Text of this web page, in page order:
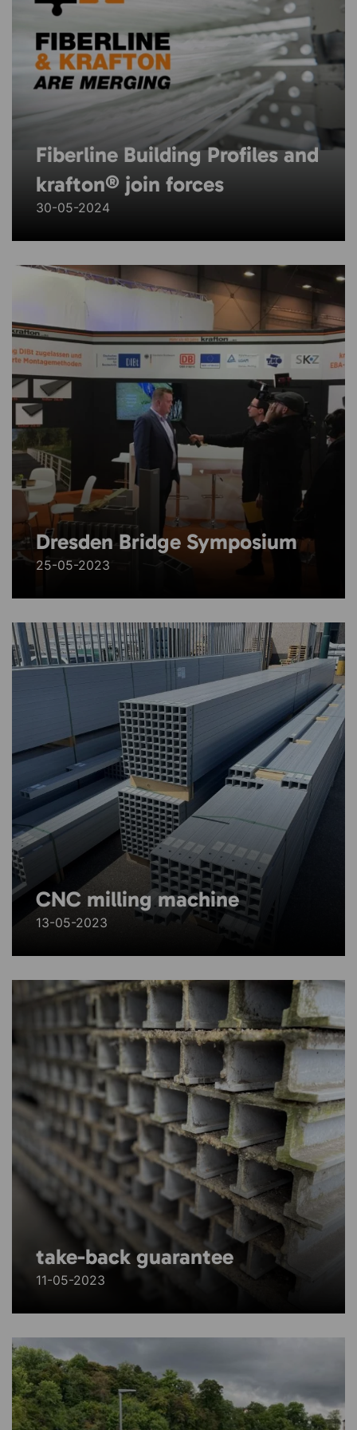
Fiberline Building Profiles and
krafton® join forces
30-05-2024
Dresden Bridge Symposium
25-05-2023
CNC milling machine
13-05-2023
take-back guarantee
11-05-2023